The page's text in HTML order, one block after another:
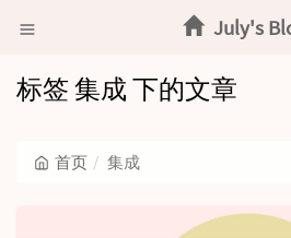
July's
标签 集成 下的文章
首页 集成